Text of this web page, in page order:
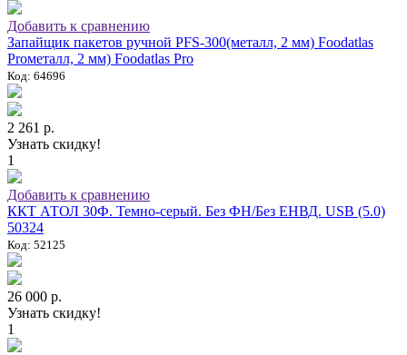
Добавить к сравнению
Запайщик пакетов ручной PFS-300(металл, 2 мм) Foodatlas
Proметалл, 2 мм) Foodatlas Pro
Код: 64696
2 261 р.
Узнать скидку!
1
Добавить к сравнению
ККТ АТОЛ 30Ф. Темно-серый. Без ФН/Без ЕНВД. USB (5.0)
50324
Код: 52125
26 000 р.
Узнать скидку!
1